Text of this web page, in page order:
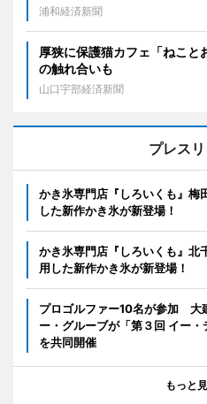
浦和経済新聞
厚狭に保護猫カフェ「ねこ
の触れ合いも
山口宇部経済新聞
プレス
かき氷専門店『しろいくも』梅
した新作かき氷が新登場！
かき氷専門店『しろいくも』北
用した新作かき氷が新登場！
プロゴルファー10名が参加 大
ー・グルーブが「第３回 イー・
を共同開催
もっと